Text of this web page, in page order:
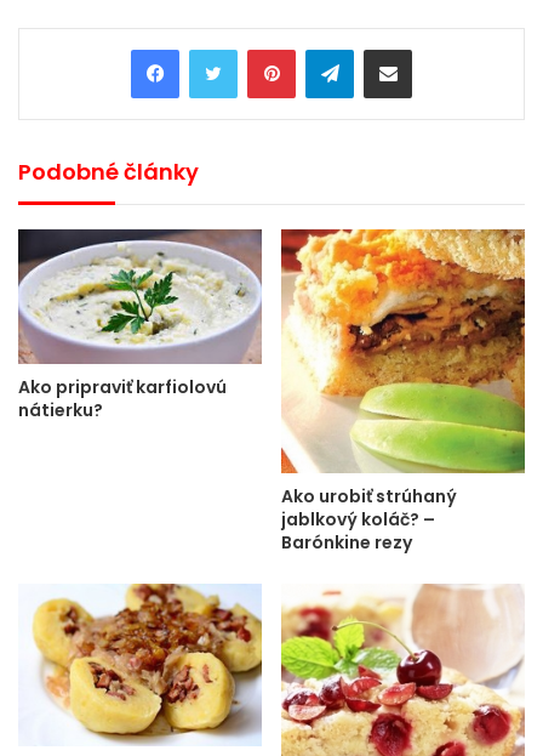
PinterestTelegramShare via Email
Podobné články
Ako pripraviť karfiolovú
nátierku?
Ako urobiť strúhaný
jablkový koláč? –
Barónkine rezy